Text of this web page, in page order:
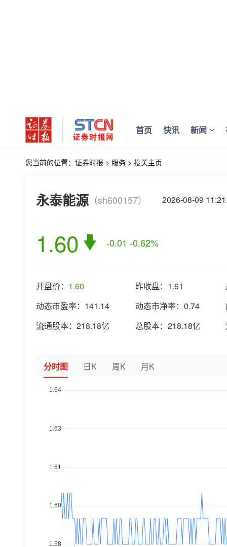
首页 快讯 新闻
您当前的位置： 证券时报 > 服务 > 投关主页
永泰能源 （sh600157） 2026-08-09
1.60 -0.01 -0.62%
开盘价： 1.60 昨收盘： 1.61
动态市盈率： 141.14 动态市净率： 0.74
流通股本： 218.18亿 总股本： 218.18亿
分时图 日K 周K 月K